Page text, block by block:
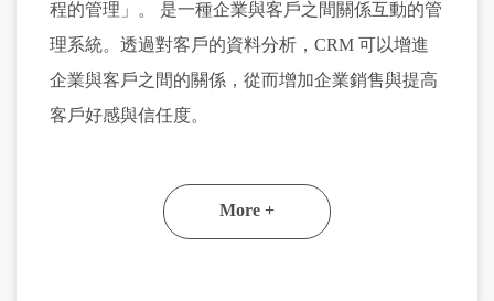
程的管理」。 是一種企業與客戶之間關係互動的管
理系統。透過對客戶的資料分析，CRM 可以增進
企業與客戶之間的關係，從而增加企業銷售與提高
客戶好感與信任度。
More +